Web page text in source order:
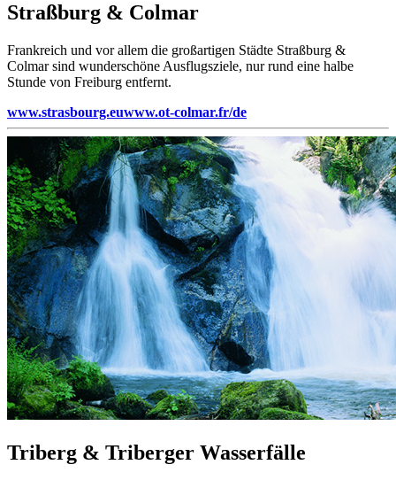
Straßburg & Colmar
Frankreich und vor allem die großartigen Städte Straßburg &
Colmar sind wunderschöne Ausflugsziele, nur rund eine halbe
Stunde von Freiburg entfernt.
www.strasbourg.euwww.ot-colmar.fr/de
Triberg & Triberger Wasserfälle